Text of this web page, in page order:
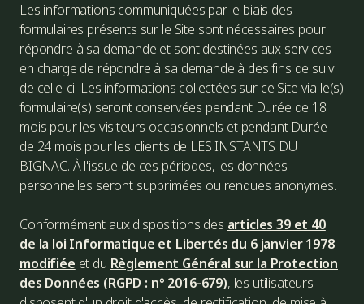
Les informations communiquées par le biais des
formulaires présents sur le Site sont nécessaires pour
répondre à sa demande et sont destinées aux services
en charge de répondre à sa demande à des fins de suivi
de celle-ci. Les informations collectées sur ce Site via le(s)
formulaire(s) seront conservées pendant Durée de 18
mois pour les visiteurs occasionnels et pendant Durée
de 24 mois pour les clients de LES INSTANTS DU
BIGNAC. À l'issue de ces périodes, les données
personnelles seront supprimées ou rendues anonymes.
Conformément aux dispositions des articles 39 et 40
de la loi Informatique et Libertés du 6 janvier 1978
modifiée et du Règlement Général sur la Protection
des Données (RGPD : n° 2016-679), les utilisateurs